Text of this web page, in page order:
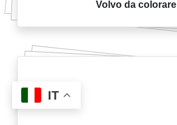
Volvo da colorare
IT